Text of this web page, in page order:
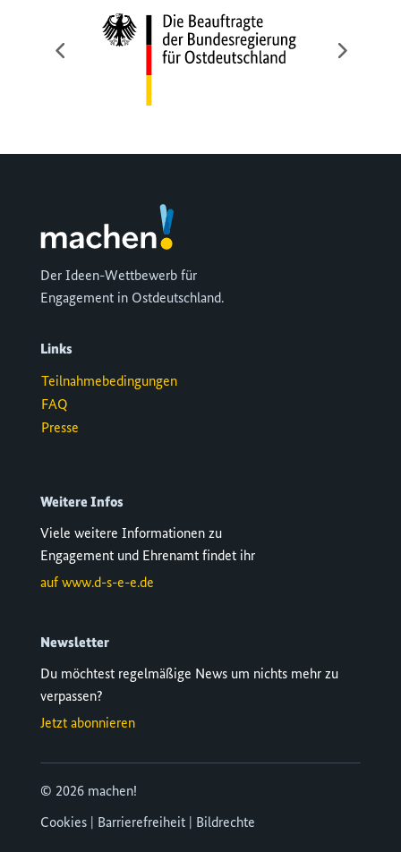
Der Ideen-Wettbewerb für
Engagement in Ostdeutschland.
Links
Teilnahmebedingungen
FAQ
Presse
Weitere Infos
Viele weitere Informationen zu
Engagement und Ehrenamt findet ihr
auf www.d-s-e-e.de
Newsletter
Du möchtest regelmäßige News um nichts mehr zu
verpassen?
Jetzt abonnieren
© 2026 machen!
Cookies| Barrierefreiheit| Bildrechte